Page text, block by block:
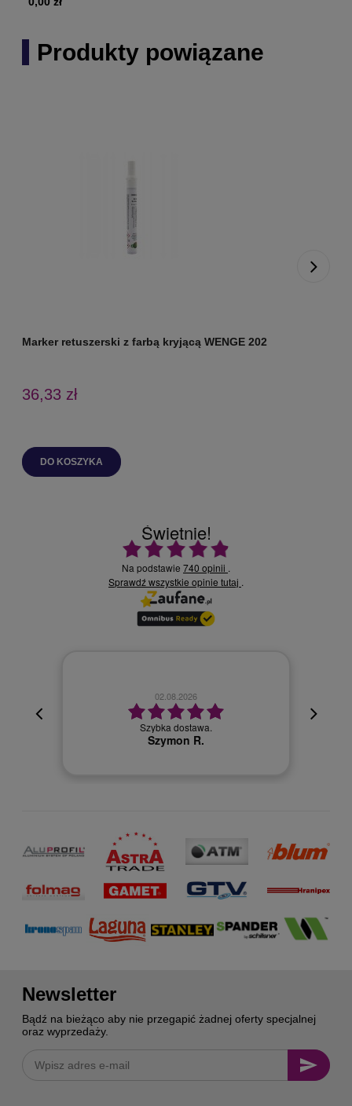
Produkty powiązane
Marker retuszerski z farbą kryjącą WENGE 202
36,33 zł
DO KOSZYKA
Świetnie!
Ocena średnia 4.9 na 5
Na podstawie 740 opinii .
Sprawdź wszystkie opinie tutaj .
02.08.2026
Szybka dostawa.
Szymon R.
Newsletter
Bądź na bieżąco aby nie przegapić żadnej oferty specjalnej
oraz wyprzedaży.